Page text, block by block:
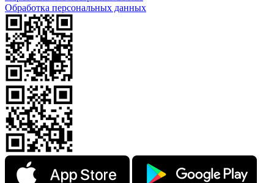
Обработка персональных данных